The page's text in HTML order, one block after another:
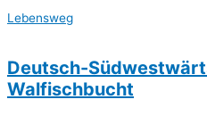
Lebensweg
Deutsch-
Walfischbucht